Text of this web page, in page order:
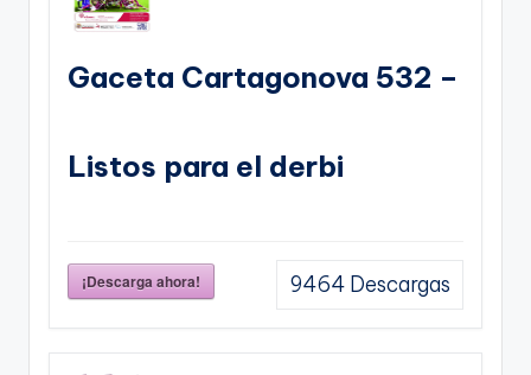
Gaceta Cartagonova 532 –
Listos para el derbi
¡Descarga ahora! 9464 Descargas